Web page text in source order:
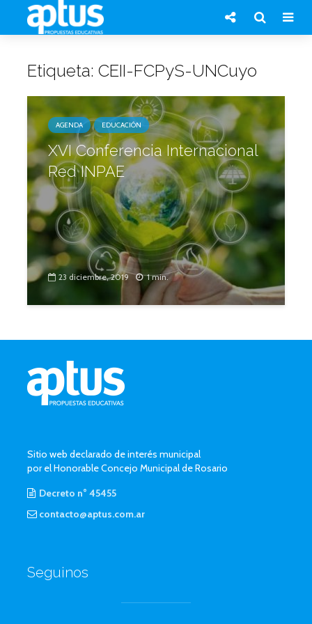
Etiqueta: CEII-FCPyS-UNCuyo
AGENDA EDUCACIÓN
XVI Conferencia Internacional
Red INPAE
23 diciembre, 2019 1 min.
Sitio web declarado de interés municipal
por el Honorable Concejo Municipal de Rosario
Decreto n° 45455
contacto@aptus.com.ar
Seguinos